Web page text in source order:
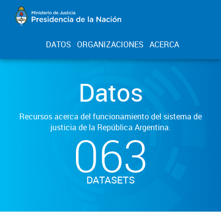
DATOS ORGANIZACIONES ACERCA
Datos
Recursos acerca del funcionamiento del sistema de
justicia de la República Argentina.
063
DATASETS